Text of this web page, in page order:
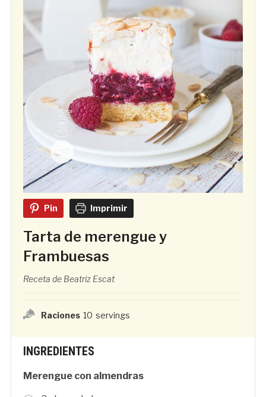
Pin Imprimir
Tarta de merengue y
Frambuesas
Receta de Beatriz Escat
Raciones 10 servings
INGREDIENTES
Merengue con almendras